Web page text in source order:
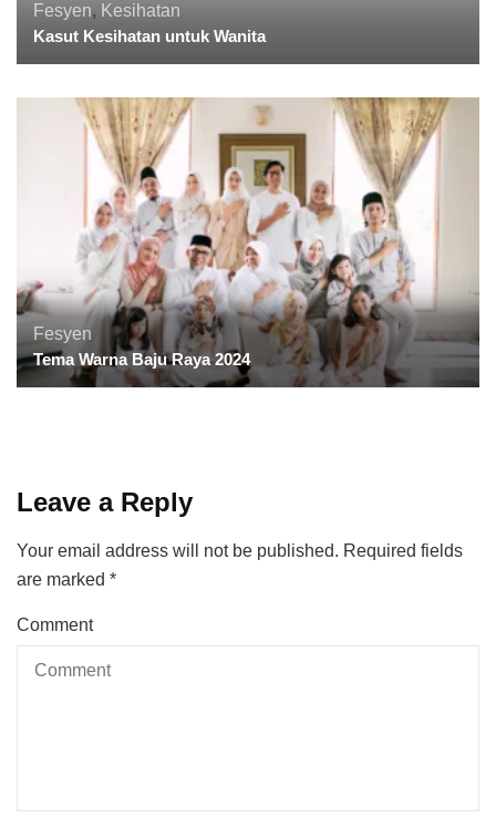
Fesyen, Kesihatan
Kasut Kesihatan untuk Wanita
Fesyen
Tema Warna Baju Raya 2024
Leave a Reply
Your email address will not be published. Required fields
are marked *
Comment